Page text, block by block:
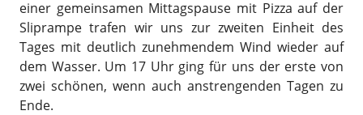
einer gemeinsamen Mittagspause mit Pizza auf der
Sliprampe trafen wir uns zur zweiten Einheit des
Tages mit deutlich zunehmendem Wind wieder auf
dem Wasser. Um 17 Uhr ging für uns der erste von
zwei schönen, wenn auch anstrengenden Tagen zu
Ende.